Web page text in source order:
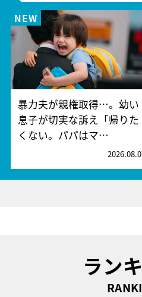
暴力夫が親権取得…。幼い
息子が切実な訴え「帰りた
くない。パパはマ…
ラン